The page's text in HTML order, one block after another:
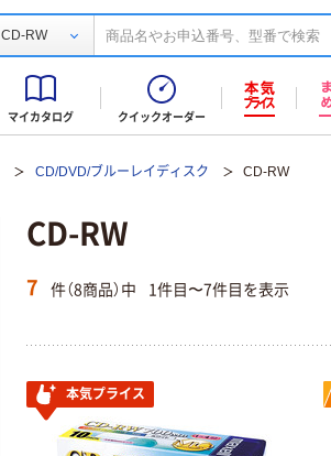
CD-RW
マイカタログ クイックオーダー
CD/DVD/ブルーレイディスク CD-RW
CD-RW
7 件（8商品）中 1件目〜7件目を表示
本気プライス